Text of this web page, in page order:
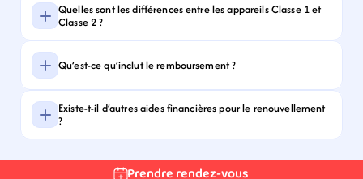
Quelles sont les différences entre les appareils Classe 1 et
Classe 2 ?
Qu’est-ce qu’inclut le remboursement ?
Existe-t-il d’autres aides financières pour le renouvellement
?
Prendre rendez-vous